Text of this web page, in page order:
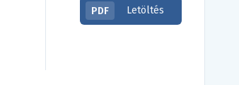
PDF Letöltés